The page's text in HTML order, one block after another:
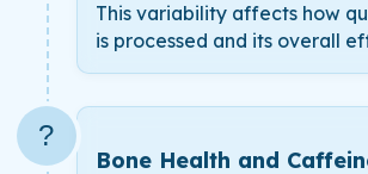
This variability affects how
is processed and its overall
?
Bone Health and